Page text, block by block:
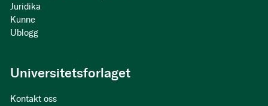
Juridika
Kunne
Ublogg
Universitetsforlaget
Kontakt oss